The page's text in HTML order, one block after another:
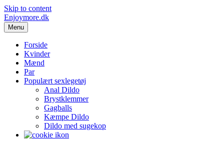
Skip to content
Enjoymore.dk
Menu
Forside
Kvinder
Mænd
Par
Populært sexlegetøj
Anal Dildo
Brystklemmer
Gagballs
Kæmpe Dildo
Dildo med sugekop